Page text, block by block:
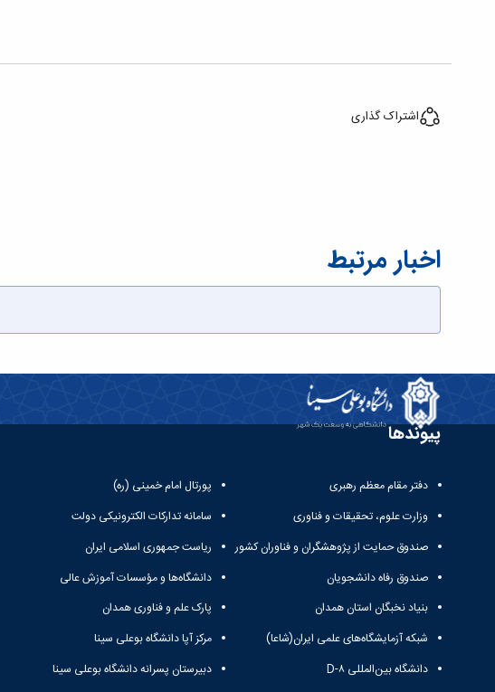
اشتراک گذاری
اخبار مرتبط
پیوندها
دفتر مقام معظم رهبری
وزارت علوم، تحقیقات و فناوری
صندوق حمایت از پژوهشگران و فناوران کشور
صندوق رفاه دانشجویان
بنیاد نخبگان استان همدان
شبکه آزمایشگاه‌های علمی ایران(شاعا)
دانشگاه بین‌المللی D-۸
پورتال امام خمینی (ره)
سامانه تدارکات الکترونیکی دولت
ریاست جمهوری اسلامی ایران
دانشگاه‌ها و مؤسسات آموزش عالی
پارک علم و فناوری همدان
مرکز آپا دانشگاه بوعلی سینا
دبیرستان پسرانه دانشگاه بوعلی سینا